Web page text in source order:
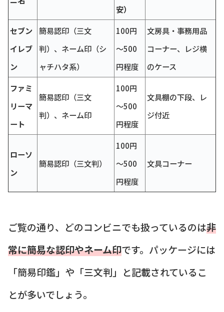
安）
セブン
イレブ
ン
簡易認印（三文
判）、ネーム印（シ
ャチハタ系）
100円
～500
円程度
文房具・事務用品
コーナー、レジ横
のケース
ファミ
リーマ
ート
簡易認印（三文
判）、ネーム印
100円
～500
円程度
文具棚の下段、レ
ジ付近
ローソ
ン
簡易認印（三文判）
100円
～500
円程度
文具コーナー
ご覧の通り、どのコンビニでも扱っているのは非
常に簡易な認印やネーム印です。パッケージには
「簡易印鑑」や「三文判」と記載されているこ
とが多いでしょう。